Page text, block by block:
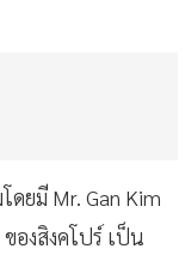
ยมี Mr. Gan Kim
องสิงคโปร์ เป็น